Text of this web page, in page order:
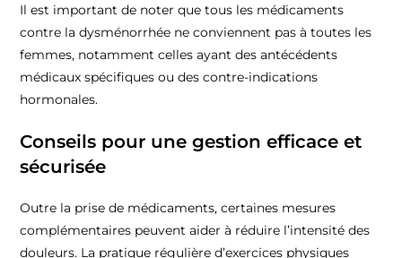
Il est important de noter que tous les médicaments
contre la dysménorrhée ne conviennent pas à toutes les
femmes, notamment celles ayant des antécédents
médicaux spécifiques ou des contre-indications
hormonales.
Conseils pour une gestion efficace et
sécurisée
Outre la prise de médicaments, certaines mesures
complémentaires peuvent aider à réduire l’intensité des
douleurs. La pratique régulière d’exercices physiques